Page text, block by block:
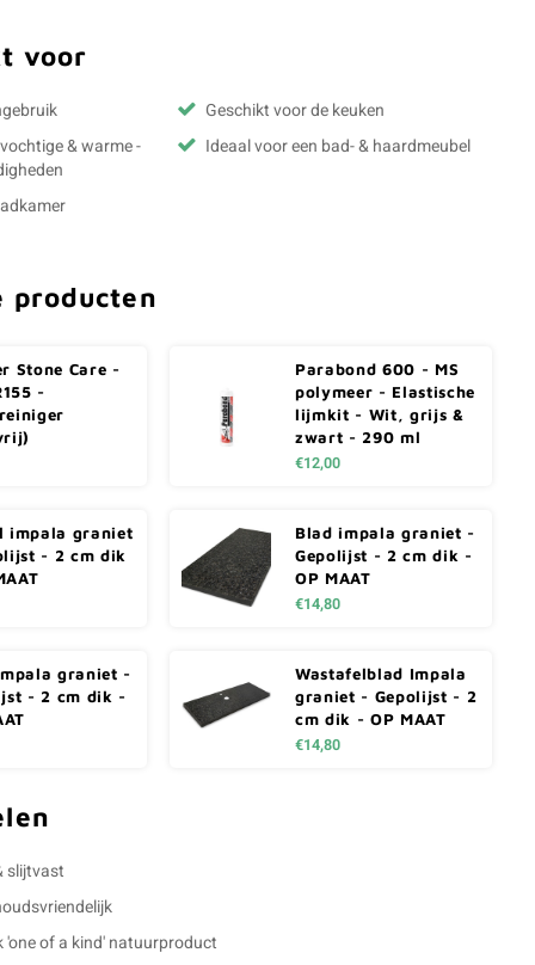
voor
& warme -
Geschikt voor de keuken
Ideaal voor een bad- & haardmeubel
producten
Stone Care -
-
Parabond 600 - MS
polymeer - Elastische
lijmkit - Wit, grijs &
zwart - 290 ml
€12,00
impala graniet
- 2 cm dik
Blad impala graniet -
Gepolijst - 2 cm dik -
OP MAAT
€14,80
graniet -
- 2 cm dik -
Wastafelblad Impala
graniet - Gepolijst - 2
cm dik - OP MAAT
€14,80
slijtvast
'one of a kind' natuurproduct